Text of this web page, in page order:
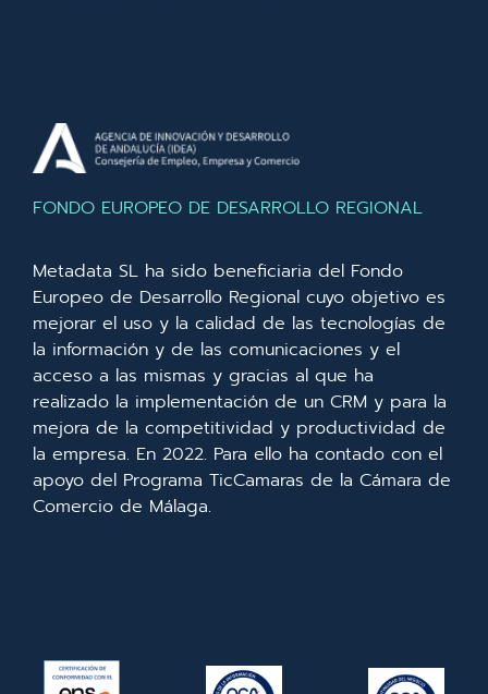
FONDO EUROPEO DE DESARROLLO REGIONAL
Metadata SL ha sido beneficiaria del Fondo
Europeo de Desarrollo Regional cuyo objetivo es
mejorar el uso y la calidad de las tecnologías de
la información y de las comunicaciones y el
acceso a las mismas y gracias al que ha
realizado la implementación de un CRM y para la
mejora de la competitividad y productividad de
la empresa. En 2022. Para ello ha contado con el
apoyo del Programa TicCamaras de la Cámara de
Comercio de Málaga.